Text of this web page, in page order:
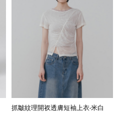
抓皺紋理開衩透膚短袖上衣-米白